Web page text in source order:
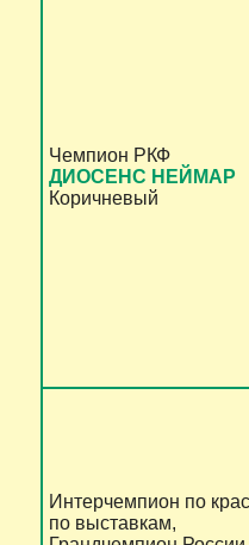
Чемпион РКФ
ДИОСЕНС НЕЙМАР
Коричневый
Интерчемпион по
по выставкам,